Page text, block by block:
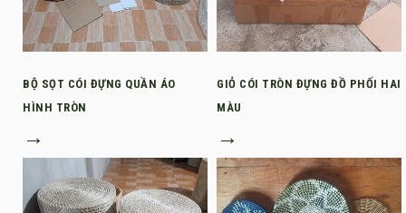
BỘ SỌT CÓI ĐỰNG QUẦN ÁO
HÌNH TRÒN
→
GIỎ CÓI TRÒN ĐỰNG ĐỒ PHỐI HAI
MÀU
→